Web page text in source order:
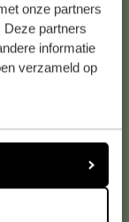
onze partners
Deze partners
informatie
verzameld op
d’aide,
posées.